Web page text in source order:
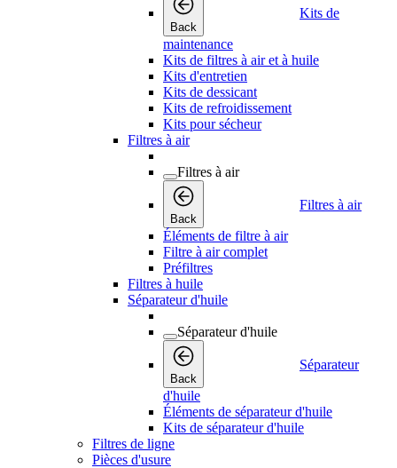
Back
Kits de
maintenance
Kits de filtres à air et à huile
Kits d'entretien
Kits de dessicant
Kits de refroidissement
Kits pour sécheur
Filtres à air
Filtres à air
Back
Filtres à air
Éléments de filtre à air
Filtre à air complet
Préfiltres
Filtres à huile
Séparateur d'huile
Séparateur d'huile
Back
Séparateur
d'huile
Éléments de séparateur d'huile
Kits de séparateur d'huile
Filtres de ligne
Pièces d'usure